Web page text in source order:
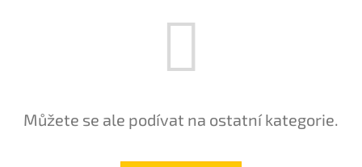
Můžete se ale podívat na ostatní kategorie.